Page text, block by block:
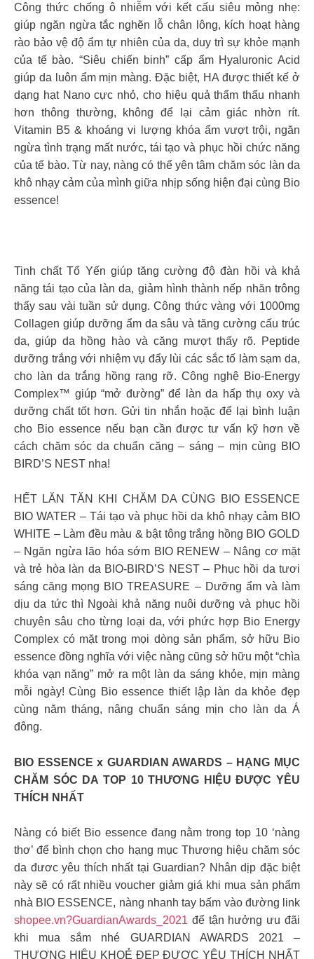
Công thức chống ô nhiễm với kết cấu siêu mỏng nhẹ:
giúp ngăn ngừa tắc nghẽn lỗ chân lông, kích hoạt hàng
rào bảo vệ độ ẩm tự nhiên của da, duy trì sự khỏe mạnh
của tế bào. “Siêu chiến binh” cấp ẩm Hyaluronic Acid
giúp da luôn ẩm mịn màng. Đặc biệt, HA được thiết kế ở
dạng hạt Nano cực nhỏ, cho hiệu quả thẩm thấu nhanh
hơn thông thường, không để lại cảm giác nhờn rít.
Vitamin B5 & khoáng vi lượng khóa ẩm vượt trội, ngăn
ngừa tình trạng mất nước, tái tạo và phục hồi chức năng
của tế bào. Từ nay, nàng có thể yên tâm chăm sóc làn da
khô nhạy cảm của mình giữa nhịp sống hiện đại cùng Bio
essence!
Tinh chất Tổ Yến giúp tăng cường độ đàn hồi và khả
năng tái tạo của làn da, giảm hình thành nếp nhăn trông
thấy sau vài tuần sử dụng. Công thức vàng với 1000mg
Collagen giúp dưỡng ẩm da sâu và tăng cường cấu trúc
da, giúp da hồng hào và căng mượt thấy rõ. Peptide
dưỡng trắng với nhiệm vụ đẩy lùi các sắc tố làm sạm da,
cho làn da trắng hồng rạng rỡ. Công nghệ Bio-Energy
Complex™ giúp “mở đường” để làn da hấp thụ oxy và
dưỡng chất tốt hơn. Gửi tin nhắn hoặc để lại bình luận
cho Bio essence nếu bạn cần được tư vấn kỹ hơn về
cách chăm sóc da chuẩn căng – sáng – mịn cùng BIO
BIRD’S NEST nha!
HẾT LĂN TĂN KHI CHĂM DA CÙNG BIO ESSENCE
BIO WATER – Tái tạo và phục hồi da khô nhạy cảm BIO
WHITE – Làm đều màu & bật tông trắng hồng BIO GOLD
– Ngăn ngừa lão hóa sớm BIO RENEW – Nâng cơ mặt
và trẻ hòa làn da BIO-BIRD’S NEST – Phục hồi da tươi
sáng căng mọng BIO TREASURE – Dưỡng ẩm và làm
dịu da tức thì Ngoài khả năng nuôi dưỡng và phục hồi
chuyên sâu cho từng loại da, với phức hợp Bio Energy
Complex có mặt trong mọi dòng sản phẩm, sở hữu Bio
essence đồng nghĩa với việc nàng cũng sở hữu một “chìa
khóa vạn năng” mở ra một làn da sáng khỏe, mịn màng
mỗi ngày! Cùng Bio essence thiết lập làn da khỏe đẹp
cùng năm tháng, nâng chuẩn sáng mịn cho làn da Á
đông.
BIO ESSENCE x GUARDIAN AWARDS – HẠNG MỤC
CHĂM SÓC DA TOP 10 THƯƠNG HIỆU ĐƯỢC YÊU
THÍCH NHẤT ⁠⁠
Nàng có biết Bio essence đang nằm trong top 10 ‘nàng
thơ’ để bình chọn cho hạng mục Thương hiệu chăm sóc
da đươc yêu thích nhất tại Guardian? Nhân dịp đặc biệt
này sẽ có rất nhiều voucher giảm giá khi mua sản phẩm
nhà BIO ESSENCE, nàng nhanh tay bấm vào đường link
shopee.vn?GuardianAwards_2021 để tận hưởng ưu đãi
khi mua sắm nhé GUARDIAN AWARDS 2021 –
THƯƠNG HIỆU KHOẺ ĐẸP ĐƯỢC YÊU THÍCH NHẤT